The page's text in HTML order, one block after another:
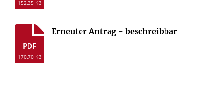
152.35 KB
PDF
170.70 KB
Erneuter Antrag - beschreibbar